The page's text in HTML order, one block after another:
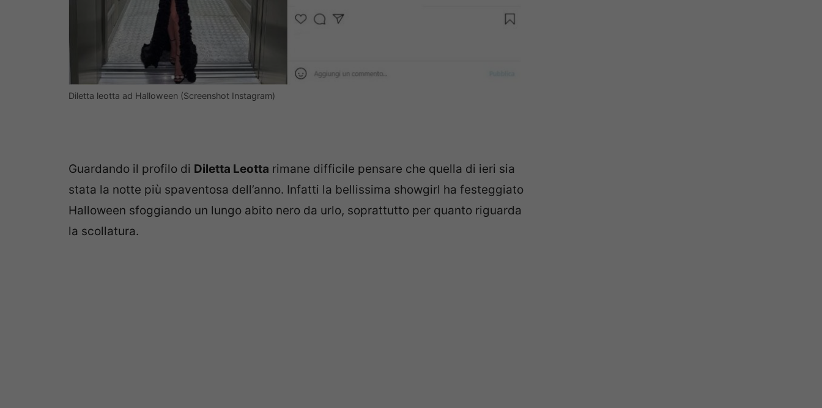
Diletta leotta ad Halloween (Screenshot Instagram)
Guardando il profilo di Diletta Leotta rimane difficile pensare che quella di ieri sia
stata la notte più spaventosa dell’anno. Infatti la bellissima showgirl ha festeggiato
Halloween sfoggiando un lungo abito nero da urlo, soprattutto per quanto riguarda
la scollatura.